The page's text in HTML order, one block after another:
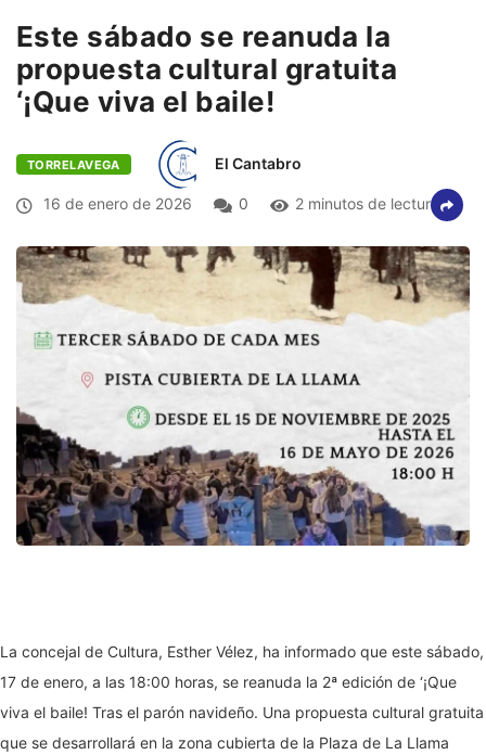
Este sábado se reanuda la
propuesta cultural gratuita
‘¡Que viva el baile!
TORRELAVEGA El Cantabro
16 de enero de 2026 0 2 minutos de lectura
La concejal de Cultura, Esther Vélez, ha informado que este sábado,
17 de enero, a las 18:00 horas, se reanuda la 2ª edición de ‘¡Que
viva el baile! Tras el parón navideño. Una propuesta cultural gratuita
que se desarrollará en la zona cubierta de la Plaza de La Llama